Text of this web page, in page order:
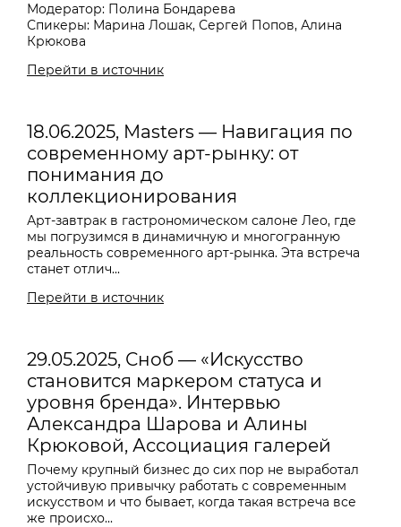
Модератор: Полина Бондарева
Спикеры: Марина Лошак, Сергей Попов, Алина
Крюкова
Перейти в источник
18.06.2025, Masters — Навигация по
современному арт-рынку: от
понимания до
коллекционирования
Арт-завтрак в гастрономическом салоне Лео, где
мы погрузимся в динамичную и многогранную
реальность современного арт-рынка. Эта встреча
станет отлич...
Перейти в источник
29.05.2025, Сноб — «Искусство
становится маркером статуса и
уровня бренда». Интервью
Александра Шарова и Алины
Крюковой, Ассоциация галерей
Почему крупный бизнес до сих пор не выработал
устойчивую привычку работать с современным
искусством и что бывает, когда такая встреча все
же происхо...